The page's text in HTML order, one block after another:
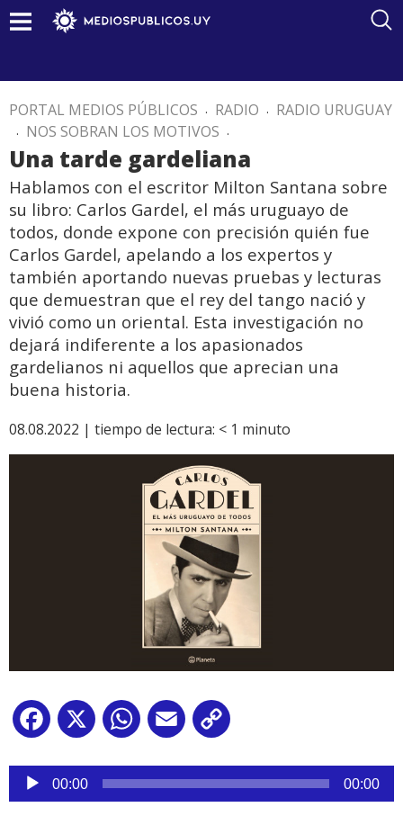
PORTAL MEDIOS PÚBLICOS . RADIO . RADIO URUGUAY
. NOS SOBRAN LOS MOTIVOS .
Una tarde gardeliana
Hablamos con el escritor Milton Santana sobre
su libro: Carlos Gardel, el más uruguayo de
todos, donde expone con precisión quién fue
Carlos Gardel, apelando a los expertos y
también aportando nuevas pruebas y lecturas
que demuestran que el rey del tango nació y
vivió como un oriental. Esta investigación no
dejará indiferente a los apasionados
gardelianos ni aquellos que aprecian una
buena historia.
08.08.2022 | tiempo de lectura: < 1 minuto
Facebook
X WhatsApp
Email
Reproductor
audio
00:00 00:00